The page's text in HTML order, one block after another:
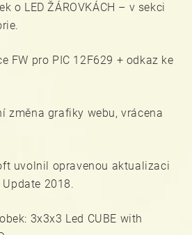
o LED ŽÁROVKÁCH – v sekci
FW pro PIC 12F629 + odkaz ke
změna grafiky webu, vrácena
uvolnil opravenou aktualizaci
2018.
3x3x3 Led CUBE with